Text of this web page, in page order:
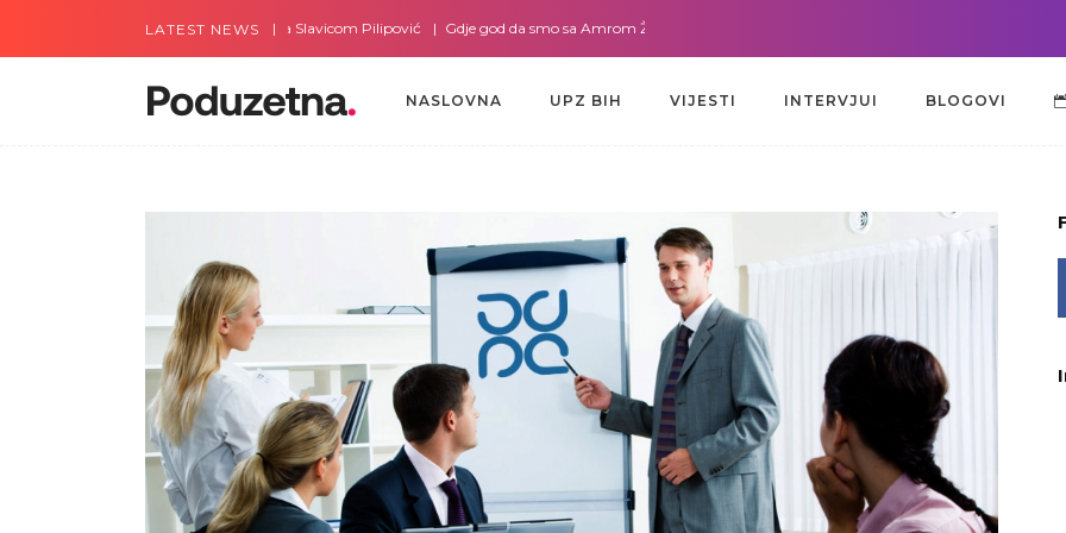
LATEST NEWS
Gdje god da smo sa Slavicom Pilipović Gdje god da smo sa Amrom Žužić-Bećirbegović
NASLOVNA UPZ BIH VIJESTI INTERVJUI BLOGOVI
NASLOVNA UPZ BIH